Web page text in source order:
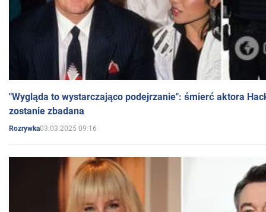
"Wygląda to wystarczająco podejrzanie": śmierć aktora
zostanie zbadana
Rozrywka03.03.2025 09:16